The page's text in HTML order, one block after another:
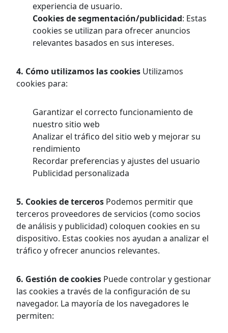
experiencia de usuario.
Cookies de segmentación/publicidad: Estas
cookies se utilizan para ofrecer anuncios
relevantes basados en sus intereses.
4. Cómo utilizamos las cookies Utilizamos
cookies para:
Garantizar el correcto funcionamiento de
nuestro sitio web
Analizar el tráfico del sitio web y mejorar su
rendimiento
Recordar preferencias y ajustes del usuario
Publicidad personalizada
5. Cookies de terceros Podemos permitir que
terceros proveedores de servicios (como socios
de análisis y publicidad) coloquen cookies en su
dispositivo. Estas cookies nos ayudan a analizar el
tráfico y ofrecer anuncios relevantes.
6. Gestión de cookies Puede controlar y gestionar
las cookies a través de la configuración de su
navegador. La mayoría de los navegadores le
permiten: